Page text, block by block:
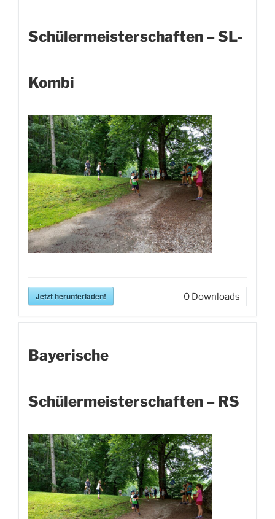
Schülermeisterschaften – SL-
Kombi
Jetzt herunterladen! 0 Downloads
Bayerische
Schülermeisterschaften – RS